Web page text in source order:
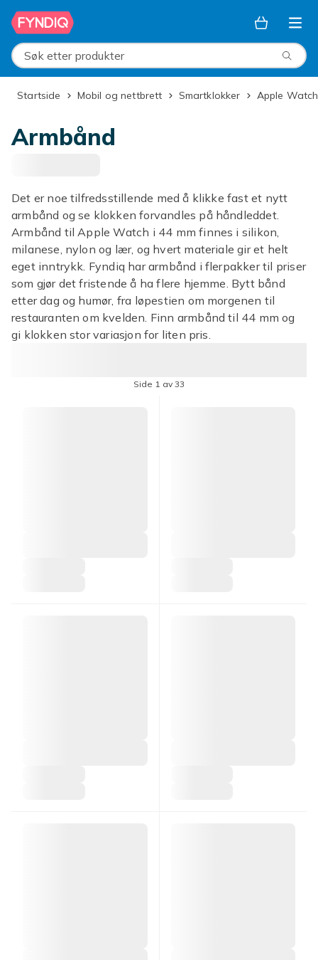
Hopp til hovedinnhold
Søk etter produkter
Startside Mobil og nettbrett Smartklokker Apple
Armbånd
Det er noe tilfredsstillende med å klikke fast et nytt
armbånd og se klokken forvandles på håndleddet.
Armbånd til Apple Watch i 44 mm finnes i silikon,
milanese, nylon og lær, og hvert materiale gir et helt
eget inntrykk. Fyndiq har armbånd i flerpakker til priser
som gjør det fristende å ha flere hjemme. Bytt bånd
etter dag og humør, fra løpestien om morgenen til
restauranten om kvelden. Finn armbånd til 44 mm og
gi klokken stor variasjon for liten pris.
Side 1 av 33